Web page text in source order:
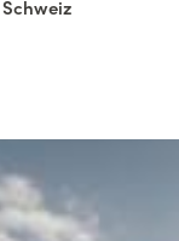
Schweiz